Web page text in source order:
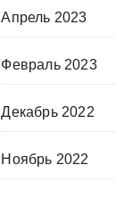
Апрель 2023
Февраль 2023
Декабрь 2022
Ноябрь 2022